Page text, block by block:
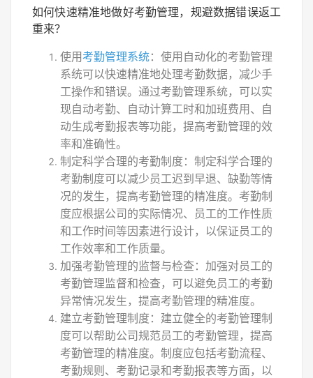
如何快速精准地做好考勤管理，规避数据错误返工
重来？
使用考勤管理系统：使用自动化的考勤管理
系统可以快速精准地处理考勤数据，减少手
工操作和错误。通过考勤管理系统，可以实
现自动考勤、自动计算工时和加班费用、自
动生成考勤报表等功能，提高考勤管理的效
率和准确性。
制定科学合理的考勤制度：制定科学合理的
考勤制度可以减少员工迟到早退、缺勤等情
况的发生，提高考勤管理的精准度。考勤制
度应根据公司的实际情况、员工的工作性质
和工作时间等因素进行设计，以保证员工的
工作效率和工作质量。
加强考勤管理的监督与检查：加强对员工的
考勤管理监督和检查，可以避免员工的考勤
异常情况发生，提高考勤管理的精准度。
建立考勤管理制度：建立健全的考勤管理制
度可以帮助公司规范员工的考勤管理，提高
考勤管理的精准度。制度应包括考勤流程、
考勤规则、考勤记录和考勤报表等方面，以